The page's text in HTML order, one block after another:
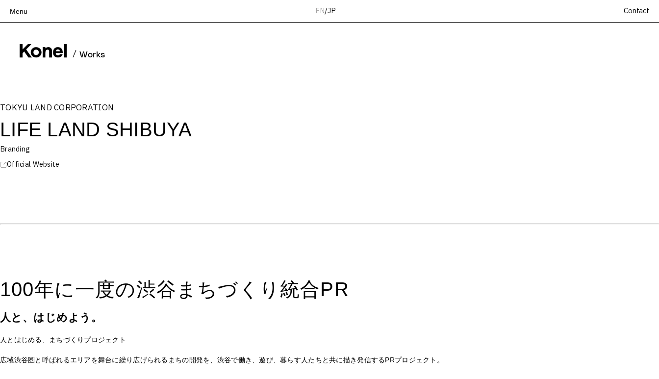
Menu EN/JP Contact
Works
People
News
Contact
/ Works
TOKYU LAND CORPORATION
LIFE LAND SHIBUYA
Branding
Official Website
100年に一度の渋谷まちづくり統合PR
人と、はじめよう。
人とはじめる、まちづくりプロジェクト
広域渋谷圏と呼ばれるエリアを舞台に繰り広げられるまちの開発を、渋谷で働き、遊び、暮らす人たちと共に描き発信するPRプロジェクト。